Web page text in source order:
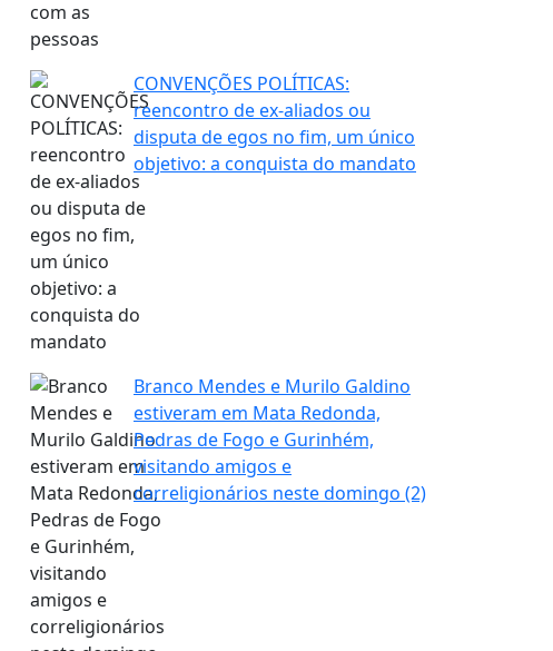
CONVENÇÕES POLÍTICAS:
reencontro de ex-aliados ou
disputa de egos no fim, um único
objetivo: a conquista do mandato
Branco Mendes e Murilo Galdino
estiveram em Mata Redonda,
Pedras de Fogo e Gurinhém,
visitando amigos e
correligionários neste domingo (2)